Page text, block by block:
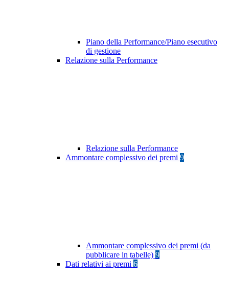
Piano della Performance/Piano esecutivo
di gestione
Relazione sulla Performance
Relazione sulla Performance
Ammontare complessivo dei premi 9
Ammontare complessivo dei premi (da
pubblicare in tabelle) 9
Dati relativi ai premi 6